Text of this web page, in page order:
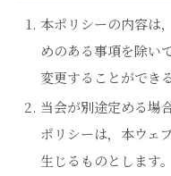
本ポリシーの内容は
めのある事項を除い
変更することができ
当会が別途定める場
ポリシーは，本ウェ
生じるものとします。